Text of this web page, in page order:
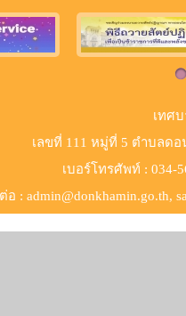
เทศ
เลขที่ 111 หมู่ที่ 5 ตำบลด
เบอร์​โทรศัพท์ : 034-
: admin@donkhamin.go.th,